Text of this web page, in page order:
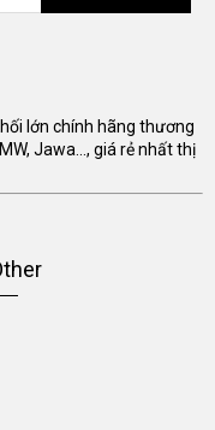
lớn chính hãng thương
Jawa..., giá rẻ nhất thị